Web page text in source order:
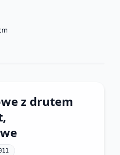
z drutem